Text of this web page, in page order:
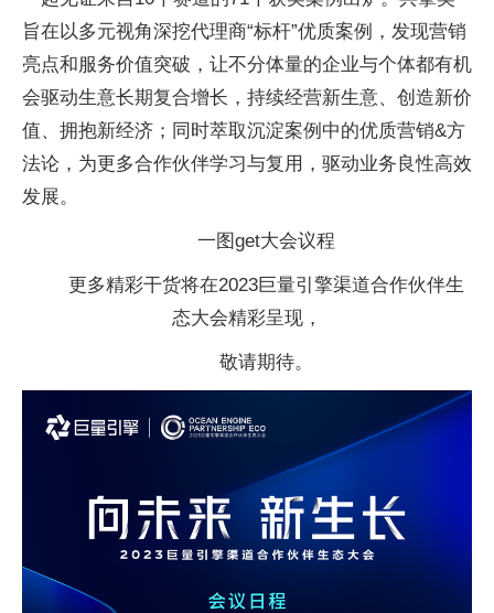
旨在以多元视角深挖代理商“标杆”优质案例，发现营销
亮点和服务价值突破，让不分体量的企业与个体都有机
会驱动生意长期复合增长，持续经营新生意、创造新价
值、拥抱新经济；同时萃取沉淀案例中的优质营销&方
法论，为更多合作伙伴学习与复用，驱动业务良性高效
发展。
一图get大会议程
更多精彩干货将在2023巨量引擎渠道合作伙伴生
态大会精彩呈现，
敬请期待。